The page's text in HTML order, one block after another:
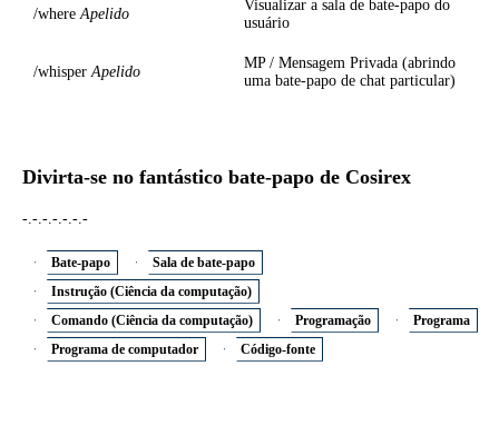
/where Apelido
Visualizar a sala de bate-papo do
usuário
/whisper Apelido
MP / Mensagem Privada (abrindo
uma bate-papo de chat particular)
Divirta-se no fantástico bate-papo de Cosirex
-.-.-.-.-.-.-
Bate-papo
Sala de bate-papo
Instrução (Ciência da computação)
Comando (Ciência da computação)
Programação
Programa
Programa de computador
Código-fonte